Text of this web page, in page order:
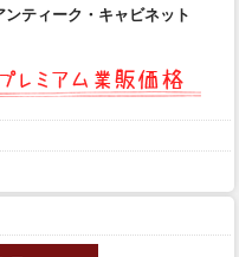
ティーク・キャビネット